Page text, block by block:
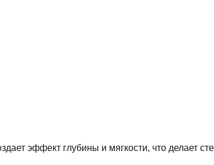
эффект глубины и мягкости, что делает